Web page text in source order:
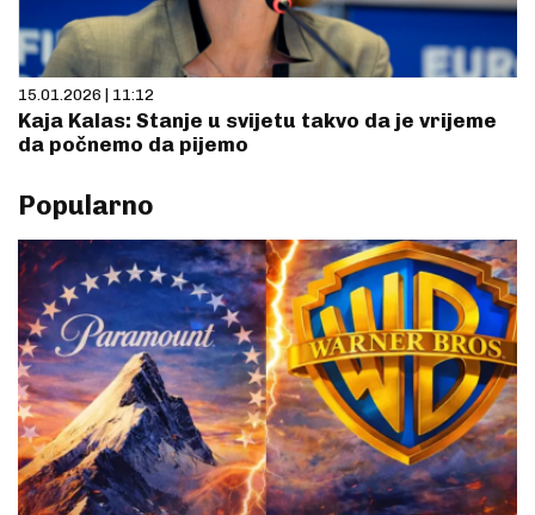
15.01.2026 | 11:12
Kaja Kalas: Stanje u svijetu takvo da je vrijeme
da počnemo da pijemo
Popularno